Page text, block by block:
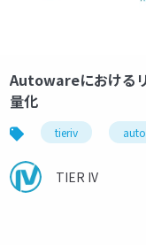
gpu
Autowareにおける
量化
tieriv
TIER IV